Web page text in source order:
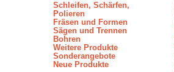
Schleifen, Schärfen,
Polieren
Fräsen und Formen
Sägen und Trennen
Bohren
Weitere Produkte
Sonderangebote
Neue Produkte